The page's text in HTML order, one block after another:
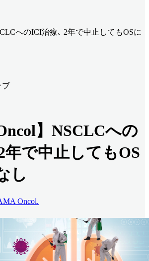
へのICI治療､ 2年で中止してもOSに
ブ
】NSCLCへの
年で中止してもOS
し
Oncol.